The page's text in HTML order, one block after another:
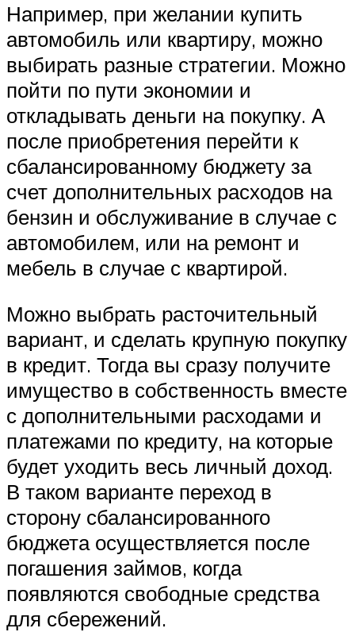
Например, при желании купить
автомобиль или квартиру, можно
выбирать разные стратегии. Можно
пойти по пути экономии и
откладывать деньги на покупку. А
после приобретения перейти к
сбалансированному бюджету за
счет дополнительных расходов на
бензин и обслуживание в случае с
автомобилем, или на ремонт и
мебель в случае с квартирой.
Можно выбрать расточительный
вариант, и сделать крупную покупку
в кредит. Тогда вы сразу получите
имущество в собственность вместе
с дополнительными расходами и
платежами по кредиту, на которые
будет уходить весь личный доход.
В таком варианте переход в
сторону сбалансированного
бюджета осуществляется после
погашения займов, когда
появляются свободные средства
для сбережений.